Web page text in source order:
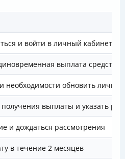
и войти в личный кабинет на
выплата средств
необходимости обновить
выплаты и указать
и дождаться рассмотрения
в течение 2 месяцев